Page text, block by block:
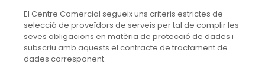
El Centre Comercial segueix uns criteris estrictes de
selecció de proveïdors de serveis per tal de complir les
seves obligacions en matèria de protecció de dades i
subscriu amb aquests el contracte de tractament de
dades corresponent.